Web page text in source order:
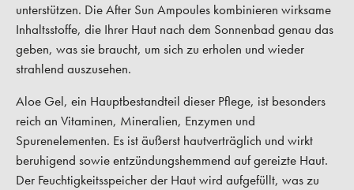
unterstützen. Die After Sun Ampoules kombinieren wirksame
Inhaltsstoffe, die Ihrer Haut nach dem Sonnenbad genau das
geben, was sie braucht, um sich zu erholen und wieder
strahlend auszusehen.
Aloe Gel, ein Hauptbestandteil dieser Pflege, ist besonders
reich an Vitaminen, Mineralien, Enzymen und
Spurenelementen. Es ist äußerst hautverträglich und wirkt
beruhigend sowie entzündungshemmend auf gereizte Haut.
Der Feuchtigkeitsspeicher der Haut wird aufgefüllt, was zu